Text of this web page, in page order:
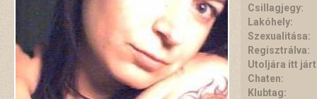
Csillagjegy:
Lakóhely:
Szexualitása:
Regisztrálva:
Utoljára itt
Chaten:
Klubtag: